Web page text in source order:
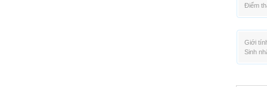
Điểm
Giới
Sinh